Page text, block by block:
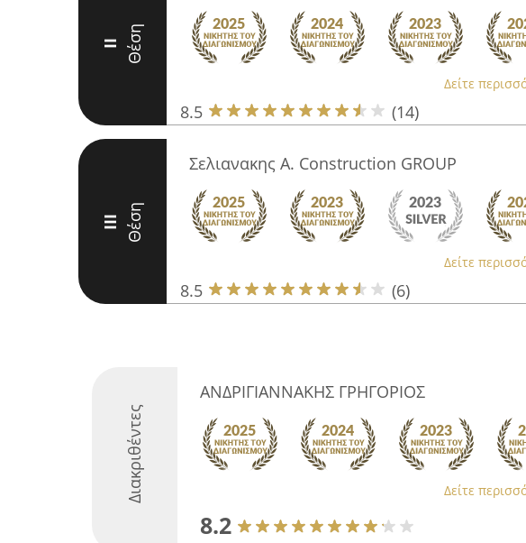
II Θέση
Δείτε
8.5 (14)
III Θέση
Σελιανακης Α. Construction GROUP
Δείτε
8.5 (6)
Διακριθέντες
ΑΝΔΡΙΓΙΑΝΝΑΚΗΣ ΓΡΗΓΟΡΙΟΣ
Δείτε
8.2